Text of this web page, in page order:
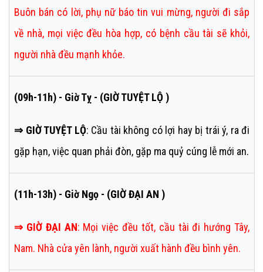
Buôn bán có lời, phụ nữ báo tin vui mừng, người đi sắp
về nhà, mọi việc đều hòa hợp, có bệnh cầu tài sẽ khỏi,
người nhà đều mạnh khỏe.
(09h-11h) - Giờ Tỵ - (GIỜ TUYỆT LỘ )
⇒ GIỜ TUYỆT LỘ: Cầu tài không có lợi hay bị trái ý, ra đi
gặp hạn, việc quan phải đòn, gặp ma quỷ cúng lễ mới an.
(11h-13h) - Giờ Ngọ - (GIỜ ĐẠI AN )
⇒ GIỜ ĐẠI AN: Mọi việc đều tốt, cầu tài đi hướng Tây,
Nam. Nhà cửa yên lành, người xuất hành đều bình yên.